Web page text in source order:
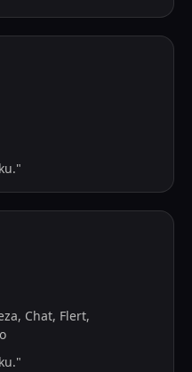
"
Chat, Flert,
"